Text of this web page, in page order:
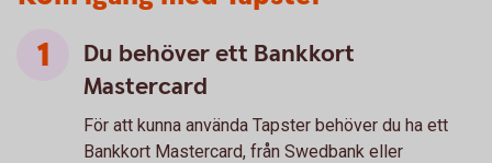
Du behöver ett Bankkort
Mastercard
För att kunna använda Tapster behöver du ha ett
Bankkort Mastercard, från Swedbank eller